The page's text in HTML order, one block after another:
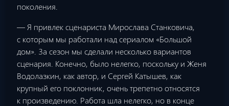
поколения.
— Я привлек сценариста Мирослава Станковича,
с которым мы работали над сериалом «Большой
дом». За сезон мы сделали несколько вариантов
сценария. Конечно, было нелегко, поскольку и Женя
Водолазкин, как автор, и Сергей Катышев, как
крупный его поклонник, очень трепетно относятся
к произведению. Работа шла нелегко, но в конце